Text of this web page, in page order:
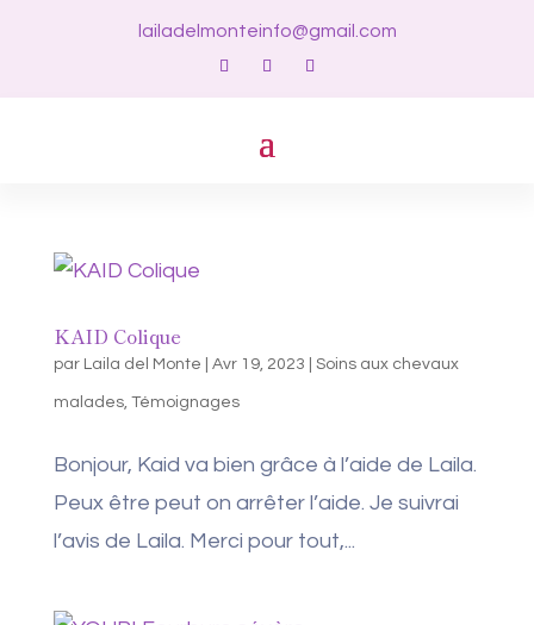
lailadelmonteinfo@gmail.com
KAID Colique
par Laila del Monte Avr 19, 2023 Soins aux chevaux
malades, Témoignages
Bonjour, Kaid va bien grâce à l’aide de Laila.
Peux être peut on arrêter l’aide. Je suivrai
l’avis de Laila. Merci pour tout,...